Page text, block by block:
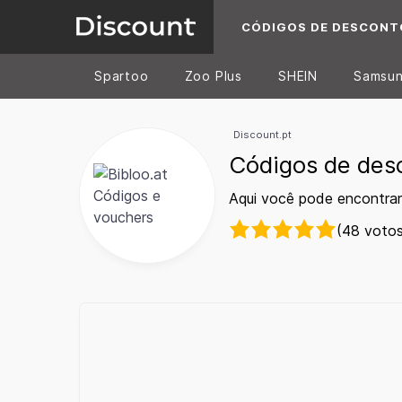
CÓDIGOS DE
Spartoo Zoo Plus SHEIN
Discount.pt
Códigos de
Aqui você pode
(48